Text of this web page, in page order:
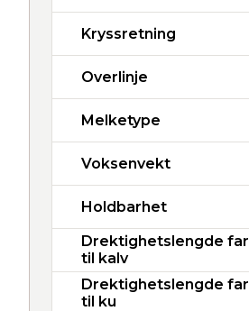
Kryssretning
Overlinje
Melketype
Voksenvekt
Holdbarhet
Drektighetslengde far
til kalv
Drektighetslengde far
til ku